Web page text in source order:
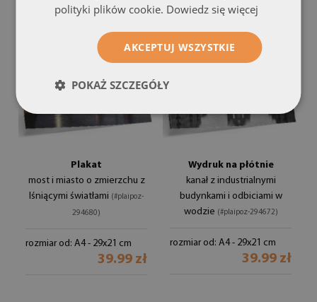
Plakat
most i miasto o zmierzchu z
lśniącymi światłami (#plaipoz-
294680)
rozmiar od: A4 - 29x21 cm
39.99 zł
Wydruk na płótnie
kanał z industrialnymi
budynkami i odbiciami w
wodzie (#plaipoz-294672)
rozmiar od: A4 - 29x21 cm
39.99 zł
polityki plików cookie. Dowiedz się więcej
AKCEPTUJ WSZYSTKIE
POKAŻ SZCZEGÓŁY